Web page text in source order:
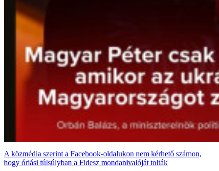
A közmédia szerint a Facebook-oldalukon nem kérhető számon,
hogy óriási túlsúlyban a Fidesz mondanivalóját tolták